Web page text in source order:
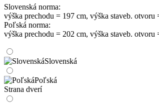
Slovenská norma:
výška prechodu = 197 cm, výška staveb. otvoru
Poľská norma:
výška prechodu = 202 cm, výška staveb. otvoru
Slovenská
Poľská
Strana dverí